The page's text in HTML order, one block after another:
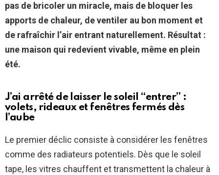
pas de bricoler un miracle, mais de bloquer les
apports de chaleur, de ventiler au bon moment et
de rafraîchir l’air entrant naturellement. Résultat :
une maison qui redevient vivable, même en plein
été.
J’ai arrêté de laisser le soleil “entrer” :
volets, rideaux et fenêtres fermés dès
l’aube
Le premier déclic consiste à considérer les fenêtres
comme des radiateurs potentiels. Dès que le soleil
tape, les vitres chauffent et transmettent la chaleur à